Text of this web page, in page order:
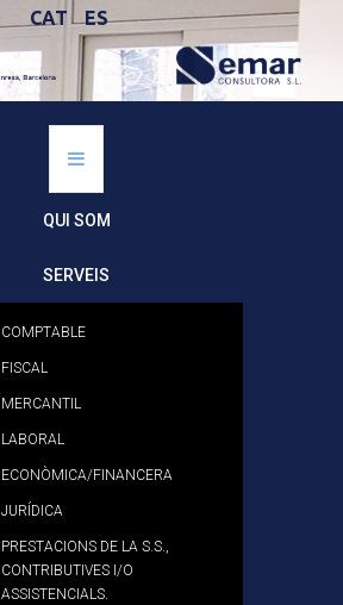
CAT ES
QUI SOM
SERVEIS
COMPTABLE
FISCAL
MERCANTIL
LABORAL
ECONÒMICA/FINANCERA
JURÍDICA
PRESTACIONS DE LA S.S.,
CONTRIBUTIVES I/O
ASSISTENCIALS.